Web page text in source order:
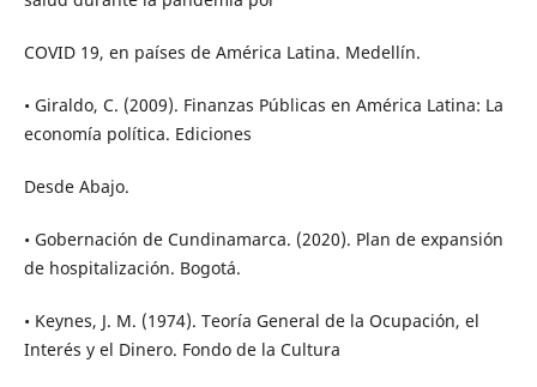
COVID 19, en países de América Latina. Medellín.
• Giraldo, C. (2009). Finanzas Públicas en América Latina: La
economía política. Ediciones
Desde Abajo.
• Gobernación de Cundinamarca. (2020). Plan de expansión
de hospitalización. Bogotá.
• Keynes, J. M. (1974). Teoría General de la Ocupación, el
Interés y el Dinero. Fondo de la Cultura